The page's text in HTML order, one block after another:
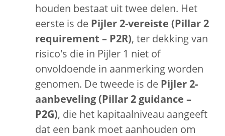
houden bestaat uit twee delen. Het
eerste is de Pijler 2-vereiste (Pillar 2
requirement – P2R), ter dekking van
risico's die in Pijler 1 niet of
onvoldoende in aanmerking worden
genomen. De tweede is de Pijler 2-
aanbeveling (Pillar 2 guidance –
P2G), die het kapitaalniveau aangeeft
dat een bank moet aanhouden om